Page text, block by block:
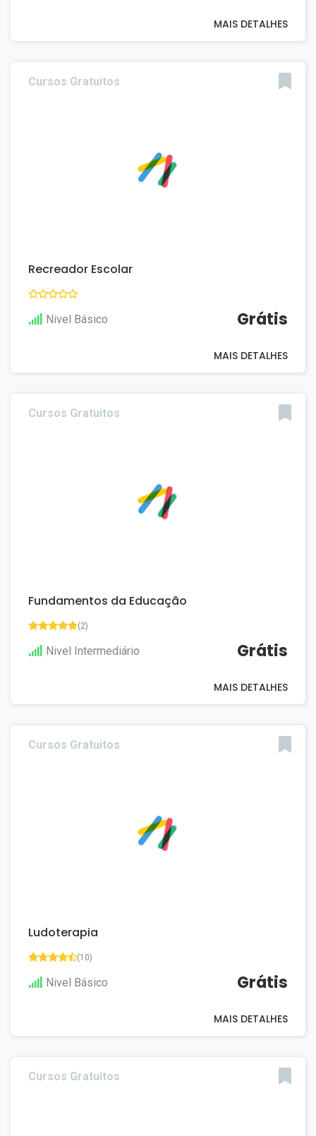
MAIS DETALHES
Cursos Gratuitos
Recreador Escolar
Nivel Básico Grátis
MAIS DETALHES
Cursos Gratuitos
Fundamentos da Educação
(2)
Nivel Intermediário Grátis
MAIS DETALHES
Cursos Gratuitos
Ludoterapia
(10)
Nivel Básico Grátis
MAIS DETALHES
Cursos Gratuitos